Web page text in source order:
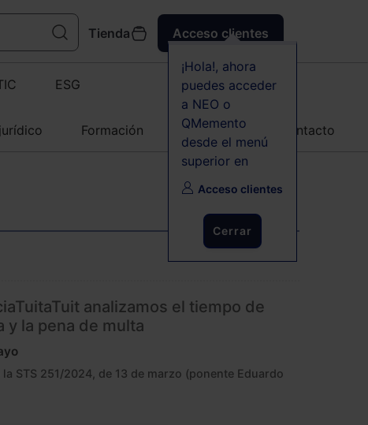
Tienda Acceso clientes
¡Hola!, ahora
puedes acceder
a NEO o
QMemento
desde el menú
superior en
Acceso clientes
Cerrar
ESG
Formación Agenda Contacto
analizamos el tiempo de
y la pena de multa
STS 251/2024, de 13 de marzo (ponente Eduardo